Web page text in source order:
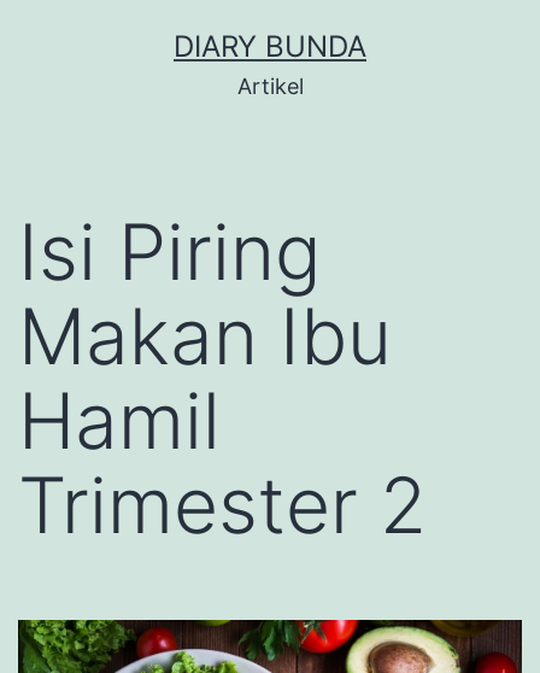
DIARY BUNDA
Artikel
Isi Piring
Makan Ibu
Hamil
Trimester 2